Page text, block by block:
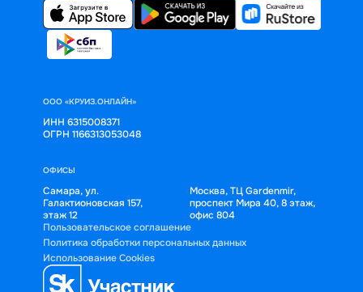
ООО «КРУИЗ.ОНЛАЙН»
ИНН 6315008371
ОГРН 1166313053048
ОФИСЫ
Самара, ул.
Галактионовская 157,
этаж 12
Москва, ТЦ Gardenmir,
проспект Мира 40, 8 этаж,
офис 804
Пользовательское соглашение
Политика обработки персональных данных
Использование Cookies